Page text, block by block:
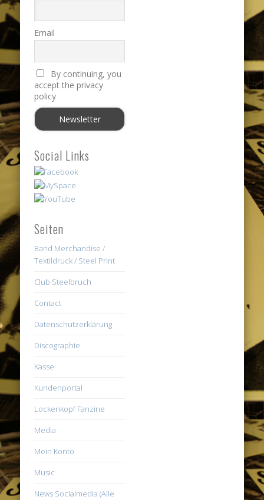
Email
By continuing, you
accept the privacy
policy
Social Links
Seiten
Band Merchandise /
Textildruck / Steel Print
Club Steelbruch
Contact
Datenschutzerklärung
Discographie
Kasse
Kundenportal
Lockenkopf Fanzine
Media
Mein Konto
Music
News Socialmedia (Alle